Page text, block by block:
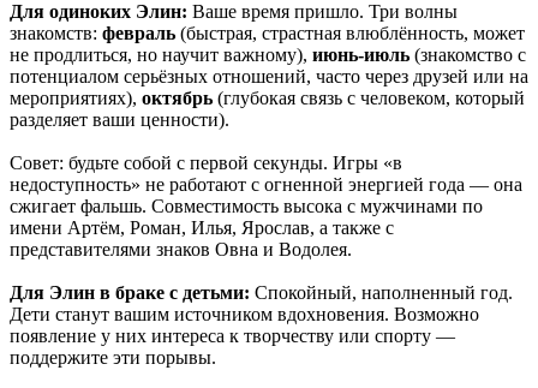
Для одиноких Элин: Ваше время пришло. Три волны
знакомств: февраль (быстрая, страстная влюблённость, может
не продлиться, но научит важному), июнь-июль (знакомство с
потенциалом серьёзных отношений, часто через друзей или на
мероприятиях), октябрь (глубокая связь с человеком, который
разделяет ваши ценности).
Совет: будьте собой с первой секунды. Игры «в
недоступность» не работают с огненной энергией года — она
сжигает фальшь. Совместимость высока с мужчинами по
имени Артём, Роман, Илья, Ярослав, а также с
представителями знаков Овна и Водолея.
Для Элин в браке с детьми: Спокойный, наполненный год.
Дети станут вашим источником вдохновения. Возможно
появление у них интереса к творчеству или спорту —
поддержите эти порывы.